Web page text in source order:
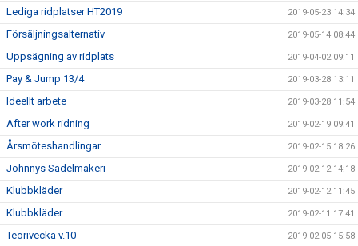
Lediga ridplatser HT2019 2019-05-23 14:34
Försäljningsalternativ 2019-05-14 08:44
Uppsägning av ridplats 2019-04-02 09:11
Pay & Jump 13/4 2019-03-28 13:11
Ideellt arbete 2019-03-28 11:54
After work ridning 2019-02-19 09:41
Årsmöteshandlingar 2019-02-15 18:26
Johnnys Sadelmakeri 2019-02-12 14:18
Klubbkläder 2019-02-12 11:45
Klubbkläder 2019-02-11 17:41
Teorivecka v.10 2019-02-05 15:58